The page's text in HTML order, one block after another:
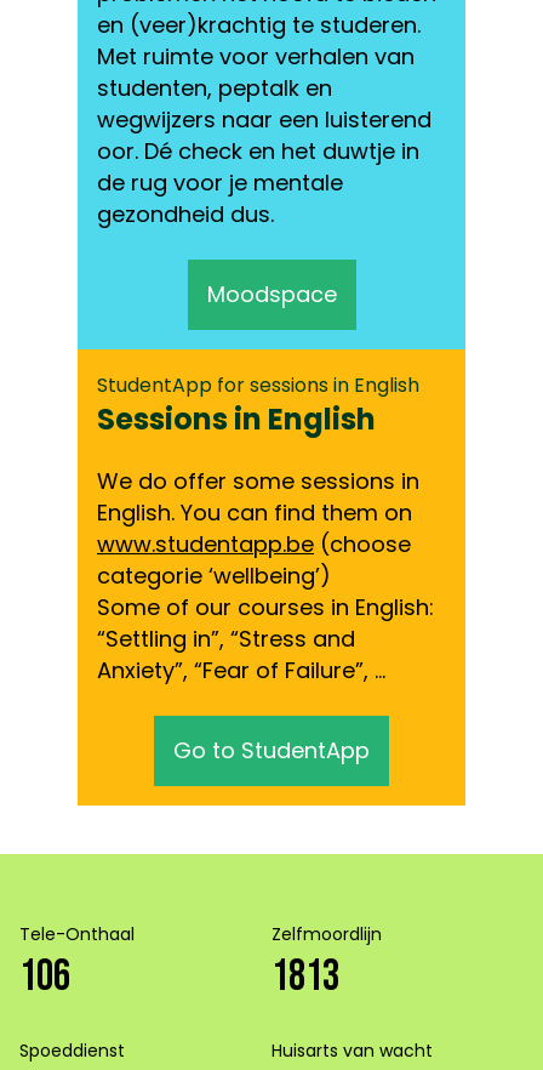
en (veer)krachtig te studeren.
Met ruimte voor verhalen van
studenten, peptalk en
wegwijzers naar een luisterend
oor. Dé check en het duwtje in
de rug voor je mentale
gezondheid dus.
Moodspace
StudentApp for sessions in English
Sessions in English
We do offer some sessions in
English. You can find them on
www.studentapp.be (choose
categorie ‘wellbeing’)
Some of our courses in English:
“Settling in”, “Stress and
Anxiety”, “Fear of Failure”, …
Go to StudentApp
Tele-Onthaal
106
Zelfmoordlijn
1813
Spoeddienst Huisarts van wacht